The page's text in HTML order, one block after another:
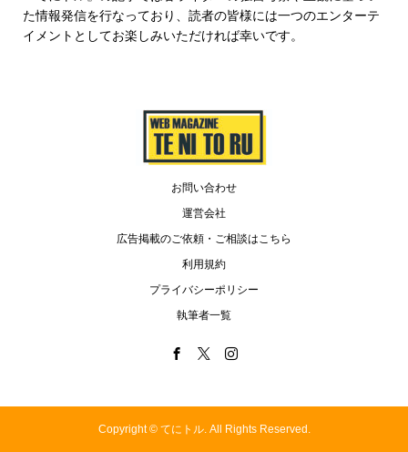
た情報発信を行なっており、読者の皆様には一つのエンターテ
イメントとしてお楽しみいただければ幸いです。
お問い合わせ
運営会社
広告掲載のご依頼・ご相談はこちら
利用規約
プライバシーポリシー
執筆者一覧
Copyright ©てにトル. All Rights Reserved.